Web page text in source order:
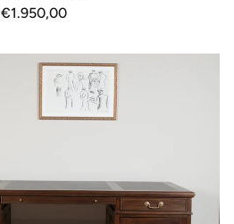
Normale
€1.950,00